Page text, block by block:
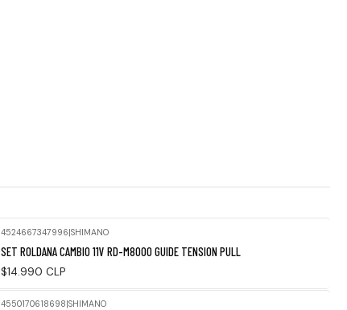
4524667347996|SHIMANO
SET ROLDANA CAMBIO 11V RD-M8000 GUIDE TENSION PULL
$14.990 CLP
4550170618698|SHIMANO